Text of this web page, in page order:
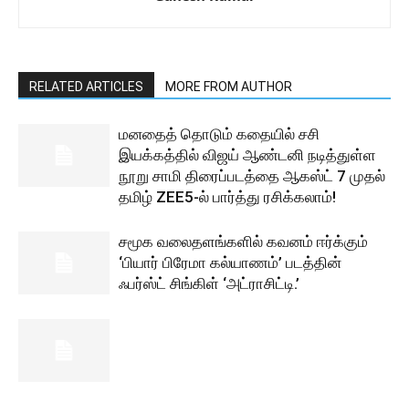
RELATED ARTICLES MORE FROM AUTHOR
மனதைத் தொடும் கதையில் சசி
இயக்கத்தில் விஜய் ஆண்டனி நடித்துள்ள
நூறு சாமி திரைப்படத்தை ஆகஸ்ட் 7 முதல்
தமிழ் ZEE5-ல் பார்த்து ரசிக்கலாம்!
சமூக வலைதளங்களில் கவனம் ஈர்க்கும்
‘பியார் பிரேமா கல்யாணம்’ படத்தின்
ஃபர்ஸ்ட் சிங்கிள் ‘அட்ராசிட்டி.’